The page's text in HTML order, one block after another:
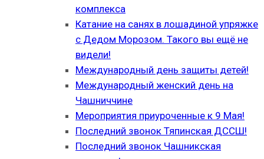
комплекса
Катание на санях в лошадиной упряжке
с Дедом Морозом. Такого вы ещё не
видели!
Международный день защиты детей!
Международный женский день на
Чашниччине
Мероприятия приуроченные к 9 Мая!
Последний звонок Тяпинская ДССШ!
Последний звонок Чашникская